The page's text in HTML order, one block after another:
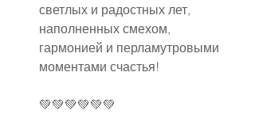
светлых и радостных лет,
наполненных смехом,
гармонией и перламутровыми
моментами счастья!
💚💚💚💚💚💚